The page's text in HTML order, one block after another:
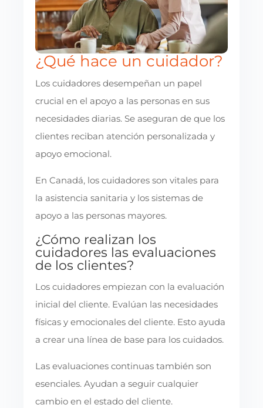
¿Qué hace un cuidador?
Los cuidadores desempeñan un papel
crucial en el apoyo a las personas en sus
necesidades diarias. Se aseguran de que los
clientes reciban atención personalizada y
apoyo emocional.
En Canadá, los cuidadores son vitales para
la asistencia sanitaria y los sistemas de
apoyo a las personas mayores.
¿Cómo realizan los
cuidadores las evaluaciones
de los clientes?
Los cuidadores empiezan con la evaluación
inicial del cliente. Evalúan las necesidades
físicas y emocionales del cliente. Esto ayuda
a crear una línea de base para los cuidados.
Las evaluaciones continuas también son
esenciales. Ayudan a seguir cualquier
cambio en el estado del cliente.